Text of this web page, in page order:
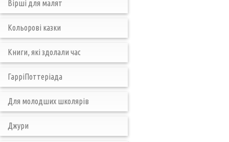
Вірші для малят
Кольорові казки
Книги, які здолали час
ГарріПоттеріада
Для молодших школярів
Джури